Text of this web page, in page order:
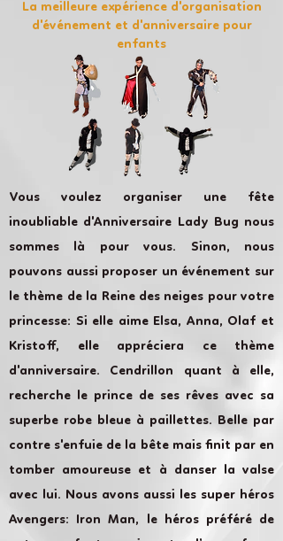
La meilleure expérience d'organisation
d'événement et d'anniversaire pour
enfants
Vous voulez organiser une fête
inoubliable d'Anniversaire Lady Bug nous
sommes là pour vous. Sinon, nous
pouvons aussi proposer un événement sur
le thème de la Reine des neiges pour votre
princesse: Si elle aime Elsa, Anna, Olaf et
Kristoff, elle appréciera ce thème
d'anniversaire. Cendrillon quant à elle,
recherche le prince de ses rêves avec sa
superbe robe bleue à paillettes. Belle par
contre s'enfuie de la bête mais finit par en
tomber amoureuse et à danser la valse
avec lui. Nous avons aussi les super héros
Avengers: Iron Man, le héros préféré de